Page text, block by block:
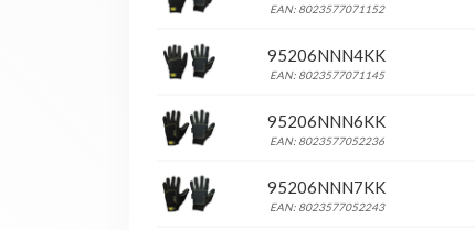
EAN: 8023577071152
95206NNN4KK
EAN: 8023577071145
95206NNN6KK
EAN: 8023577052236
95206NNN7KK
EAN: 8023577052243